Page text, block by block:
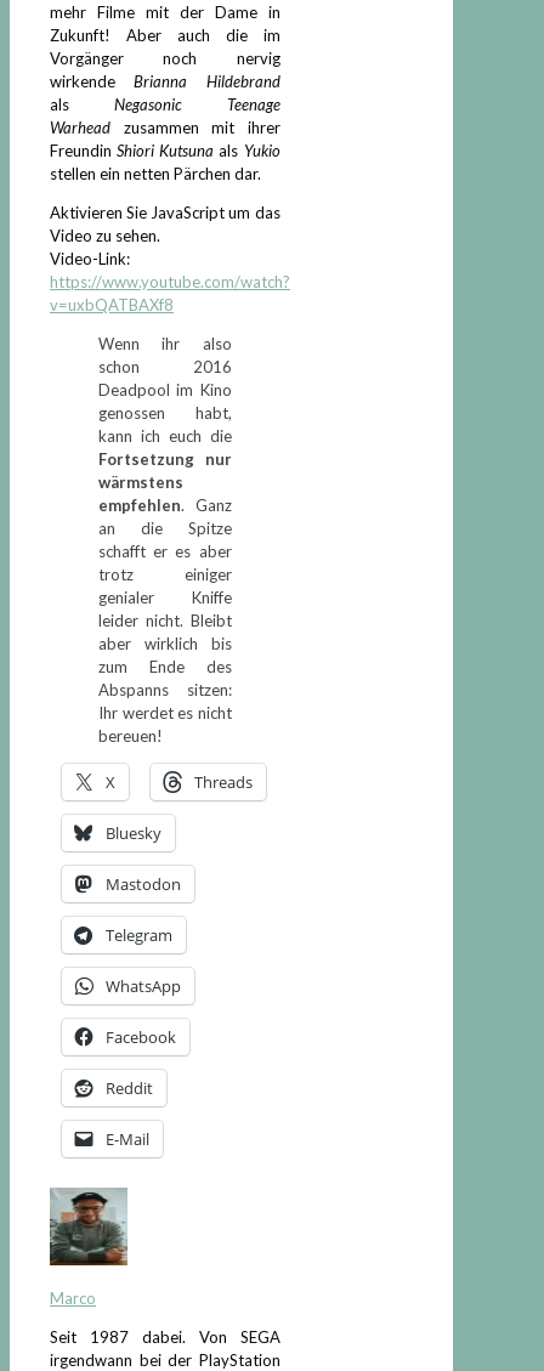
mehr Filme mit der Dame in
Zukunft! Aber auch die im
Vorgänger noch nervig
wirkendeBrianna Hildebrand
als Negasonic Teenage
Warhead zusammen mit ihrer
FreundinShiori Kutsuna als Yukio
stellen ein netten Pärchen dar.
Aktivieren Sie JavaScript um das
Video zu sehen.
Video-Link:
https://www.youtube.com/watch?
v=uxbQATBAXf8
Wenn ihr also
schon 2016
Deadpool im Kino
genossen habt,
kann ich euch die
Fortsetzung nur
wärmstens
empfehlen. Ganz
an die Spitze
schafft er es aber
trotz einiger
genialer Kniffe
leider nicht. Bleibt
aber wirklich bis
zum Ende des
Abspanns sitzen:
Ihr werdet es nicht
bereuen!
X Threads
Bluesky
Mastodon
Telegram
WhatsApp
Facebook
Reddit
E-Mail
Marco
Seit 1987 dabei. Von SEGA
irgendwann bei der PlayStation